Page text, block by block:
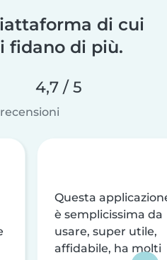
di cui
fidano di più.
4,7 / 5
Questa
è semplicissima da
usare, super utile,
affidabile, ha molti